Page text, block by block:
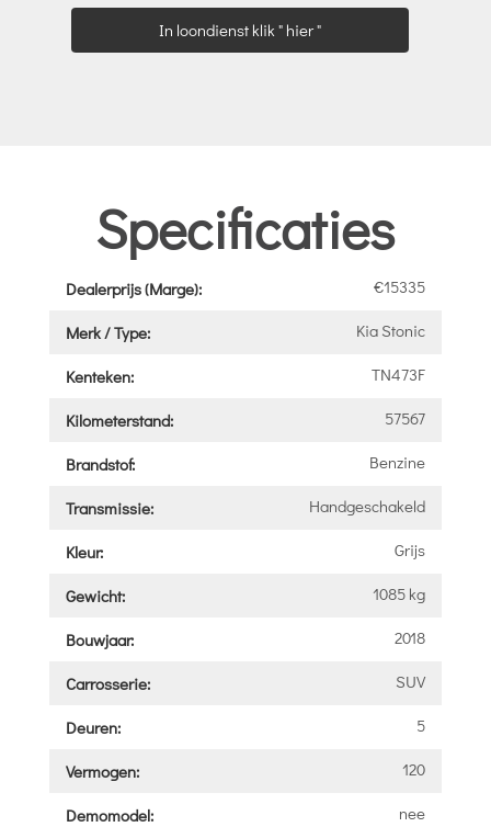
In loondienst klik " hier "
Specificaties
Dealerprijs (Marge): €15335
Merk / Type: Kia Stonic
Kenteken: TN473F
Kilometerstand: 57567
Brandstof: Benzine
Transmissie: Handgeschakeld
Kleur: Grijs
Gewicht: 1085 kg
Bouwjaar: 2018
Carrosserie: SUV
Deuren: 5
Vermogen: 120
Demomodel: nee